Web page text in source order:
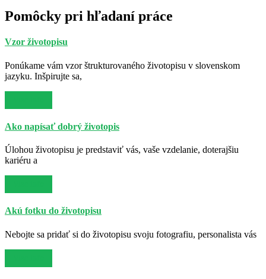
Pomôcky pri hľadaní práce
Vzor životopisu
Ponúkame vám vzor štrukturovaného životopisu v slovenskom
jazyku. Inšpirujte sa,
Ako napísať dobrý životopis
Úlohou životopisu je predstaviť vás, vaše vzdelanie, doterajšiu
kariéru a
Akú fotku do životopisu
Nebojte sa pridať si do životopisu svoju fotografiu, personalista vás